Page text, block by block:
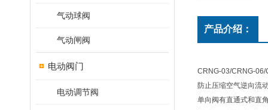
气动球阀
气动闸阀
电动阀门
电动调节阀
产品介绍：
CRNG-03/CRNG-06/
防止压缩空气逆向流
单向阀有直通式和直